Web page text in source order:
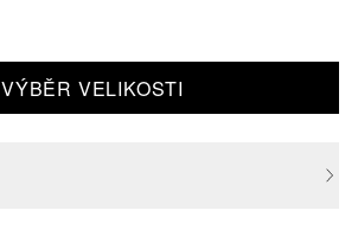
VÝBĚR VELIKOSTI